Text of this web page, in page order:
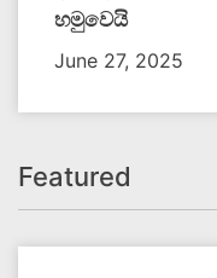
හමුවෙයි
June 27, 2025
Featured